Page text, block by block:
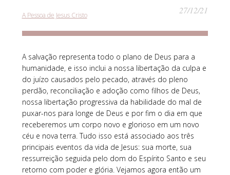
Livros
SOBRE
FRUTÍFERAS
A Pessoa de Jesus Cristo 27/12/21
A salvação representa todo o plano de Deus para a
humanidade, e isso inclui a nossa libertação da culpa e
do juízo causados pelo pecado, através do pleno
perdão, reconciliação e adoção como filhos de Deus,
nossa libertação progressiva da habilidade do mal de
puxar-nos para longe de Deus e por fim o dia em que
receberemos um corpo novo e glorioso em um novo
céu e nova terra. Tudo isso está associado aos três
principais eventos da vida de Jesus: sua morte, sua
ressurreição seguida pelo dom do Espírito Santo e seu
retorno com poder e glória. Vejamos agora então um